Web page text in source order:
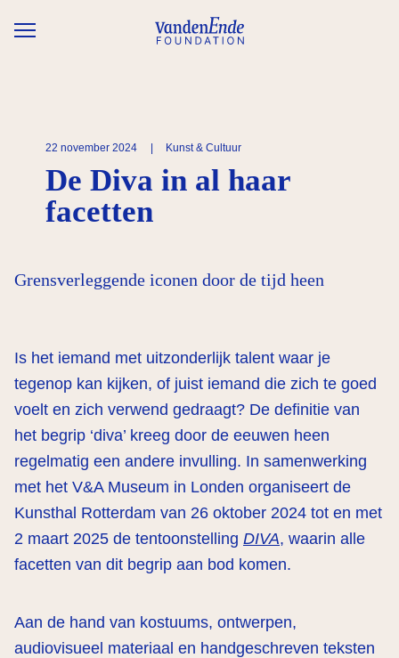
Overslaan en naar de inhoud gaan
22 november 2024 Kunst & Cultuur
De Diva in al haar
facetten
Grensverleggende iconen door de tijd heen
Is het iemand met uitzonderlijk talent waar je
tegenop kan kijken, of juist iemand die zich te goed
voelt en zich verwend gedraagt? De definitie van
het begrip ‘diva’ kreeg door de eeuwen heen
regelmatig een andere invulling. In samenwerking
met het V&A Museum in Londen organiseert de
Kunsthal Rotterdam van 26 oktober 2024 tot en met
2 maart 2025 de tentoonstelling DIVA, waarin alle
facetten van dit begrip aan bod komen.
Aan de hand van kostuums, ontwerpen,
audiovisueel materiaal en handgeschreven teksten